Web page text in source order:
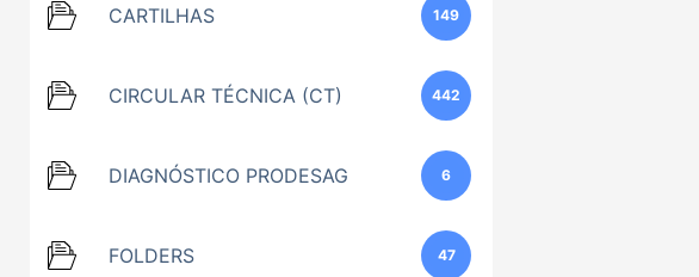
CARTILHAS 149
CIRCULAR TÉCNICA (CT) 442
DIAGNÓSTICO PRODESAG 6
FOLDERS 47